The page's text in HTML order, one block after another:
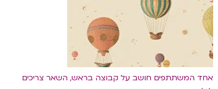
אחד המשתתפים חושב על קבוצה בראש, השאר צריכים